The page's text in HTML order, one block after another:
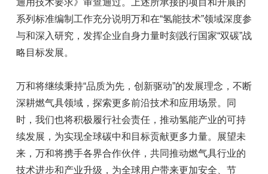
通用技术要求》审查通过。上述所承接的项目和开展的
系列标准编制工作充分说明万和在“氢能技术”领域深度参
与和深入研究，发挥企业自身力量时刻践行国家“双碳”战
略目标发展。
万和将继续秉持“品质为先，创新驱动”的发展理念，不断
深耕燃气具领域，探索更多前沿技术和应用场景。同
时，我们也将积极履行社会责任，推动氢能产业的可持
续发展，为实现全球碳中和目标贡献更多力量。展望未
来，万和将携手各界合作伙伴，共同推动燃气具行业的
技术进步和产业升级，为全球用户带来更加安全、节